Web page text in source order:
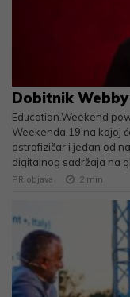
Dobitnik
Education.Weekend
Weekenda.19 na kojoj
astrofizičar i jedan od
digitalnog sadržaja na
PR objava 2 min